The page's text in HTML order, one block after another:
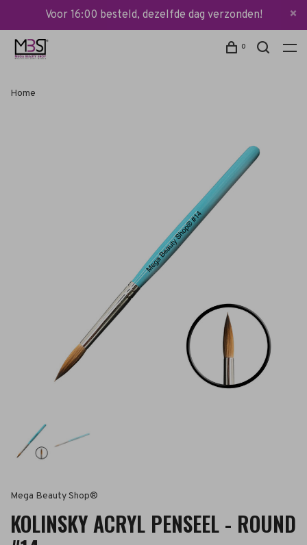
Voor 16:00 besteld, dezelfde dag verzonden!
0
Home
Mega Beauty Shop®
KOLINSKY ACRYL PENSEEL - ROUND